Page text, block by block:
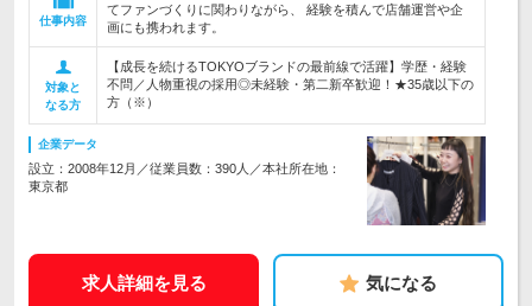
仕事内容
てファンづくりに関わりながら、 経験を積んで店舗運営や企
画にも携われます。
対象と
なる方
【成長を続けるTOKYOブランドの最前線で活躍】学歴・経験
不問／人物重視の採用◎未経験・第二新卒歓迎！★35歳以下の
方（※）
企業データ
設立：2008年12月／従業員数：390人／本社所在地：
東京都
求人詳細を見る 気になる